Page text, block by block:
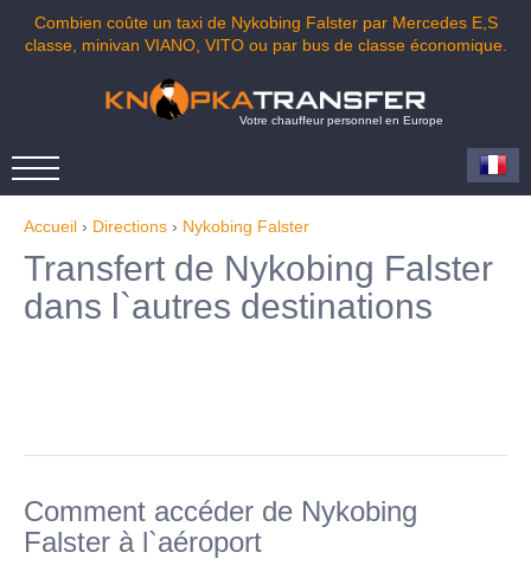
Combien coûte un taxi de Nykobing Falster par Mercedes E,S
classe, minivan VIANO, VITO ou par bus de classe économique.
Votre chauffeur personnel en Europe
Accueil › Directions › Nykobing Falster
Transfert de Nykobing Falster
dans l`autres destinations
Comment accéder de Nykobing
Falster à l`aéroport